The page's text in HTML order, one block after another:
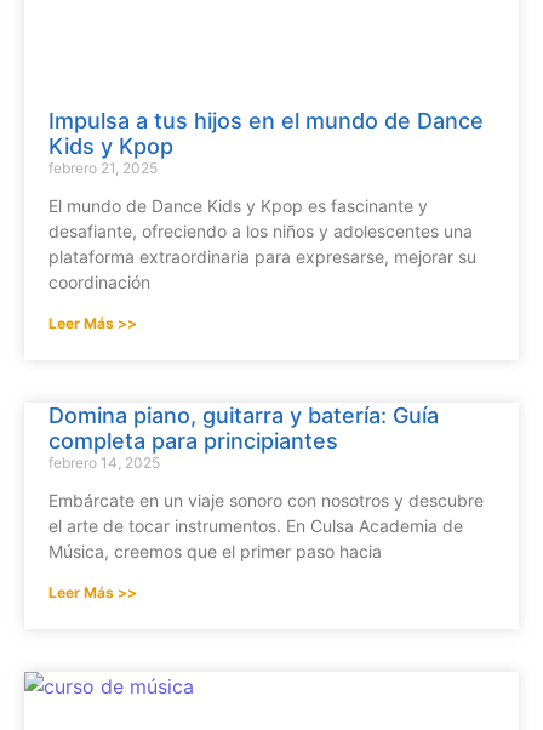
Impulsa a tus hijos en el mundo de Dance
Kids y Kpop
febrero 21, 2025
El mundo de Dance Kids y Kpop es fascinante y
desafiante, ofreciendo a los niños y adolescentes una
plataforma extraordinaria para expresarse, mejorar su
coordinación
Leer Más >>
Domina piano, guitarra y batería: Guía
completa para principiantes
febrero 14, 2025
Embárcate en un viaje sonoro con nosotros y descubre
el arte de tocar instrumentos. En Culsa Academia de
Música, creemos que el primer paso hacia
Leer Más >>